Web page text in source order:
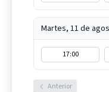
Martes, 11 de
17:00
Anterior